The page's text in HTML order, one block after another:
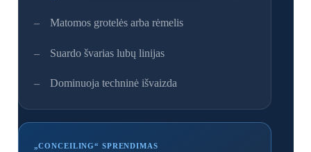
Matomos grotelės arba rėmelis
Suardo švarias lubų linijas
Dominuoja techninė išvaizda
„CONCEILING“ SPRENDIMAS